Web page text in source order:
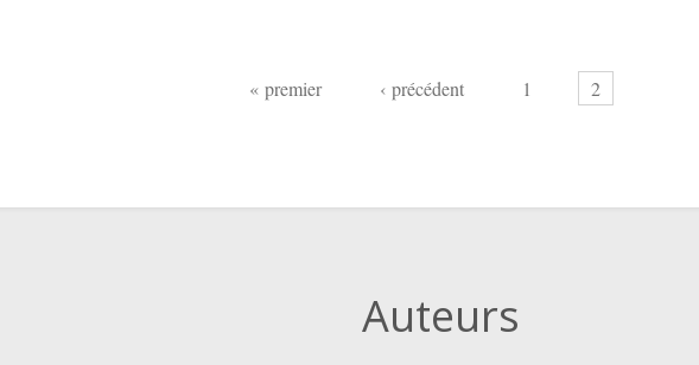
« premier ‹ précédent 1 2
Auteurs